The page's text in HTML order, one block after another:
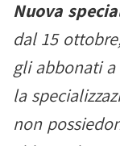
Nuova
dal 15
gli abbonati a
la
non